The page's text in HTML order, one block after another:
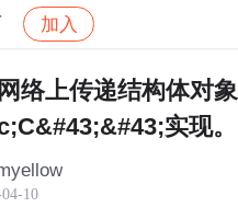
加入
语言 帖子详情
络上传递结构体对
实现。
10